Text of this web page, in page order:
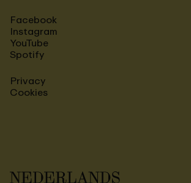
Facebook
Instagram
YouTube
Spotify
Privacy
Cookies